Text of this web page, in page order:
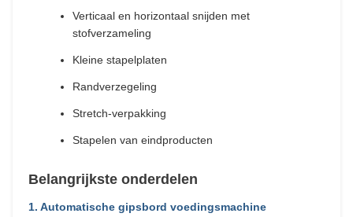
Verticaal en horizontaal snijden met
stofverzameling
Kleine stapelplaten
Randverzegeling
Stretch-verpakking
Stapelen van eindproducten
Belangrijkste onderdelen
1. Automatische gipsbord voedingsmachine